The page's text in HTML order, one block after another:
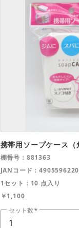
携帯用ソープケース（
棚番号：881363
JANコード：
1セット：10 点入り
￥1,100
セット数